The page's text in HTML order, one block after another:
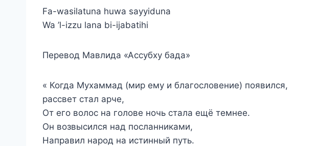
Fa-wasilatuna huwa sayyiduna
Wa ’l-izzu lana bi-ijabatihi
Перевод Мавлида «Ассубху бада»
« Когда Мухаммад (мир ему и благословение) появился,
рассвет стал арче,
От его волос на голове ночь стала ещё темнее.
Он возвысился над посланниками,
Направил народ на истинный путь.